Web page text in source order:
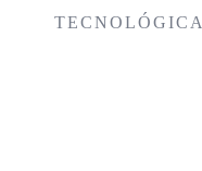
TECNOLÓGICA